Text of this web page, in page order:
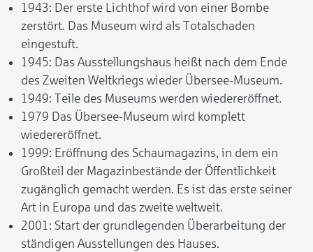
1943: Der erste Lichthof wird von einer Bombe
zerstört. Das Museum wird als Totalschaden
eingestuft.
1945: Das Ausstellungshaus heißt nach dem Ende
des Zweiten Weltkriegs wieder Übersee-Museum.
1949: Teile des Museums werden wiedereröffnet.
1979 Das Übersee-Museum wird komplett
wiedereröffnet.
1999: Eröffnung des Schaumagazins, in dem ein
Großteil der Magazinbestände der Öffentlichkeit
zugänglich gemacht werden. Es ist das erste seiner
Art in Europa und das zweite weltweit.
2001: Start der grundlegenden Überarbeitung der
ständigen Ausstellungen des Hauses.